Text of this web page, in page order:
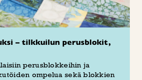
– tilkkuilun perusblokit,
perusblokkeihin ja
ompelua sekä blokkien